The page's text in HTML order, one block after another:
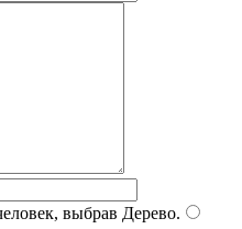
выбрав Дерево.